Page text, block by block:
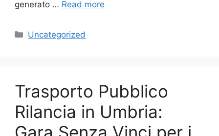
generato … Read more
Categories
Uncategorized
Trasporto Pubblico
Rilancia in Umbria: